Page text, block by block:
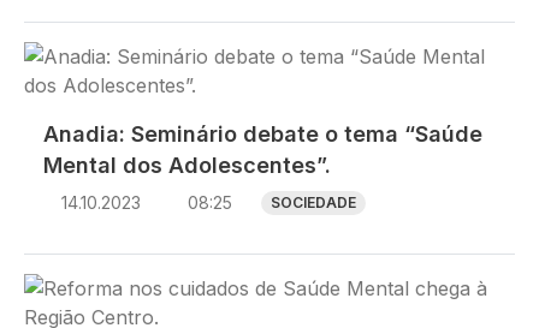
Imagem
Anadia: Seminário debate o tema “Saúde
Mental dos Adolescentes”.
14.10.2023 08:25 SOCIEDADE
Imagem